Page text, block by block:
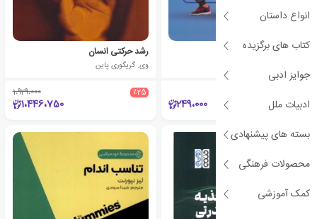
انواع داستان
کتاب های برگزیده
جوایز ادبی
ادبیات ملل
بسته های پیشنهادی
محصولات فرهنگی
کمک آموزشی
تمرینات ورزشی سالمندان
249،000
رشد حرکتی انسان
وی. گریگوری پاین
٪25 1،929،000
1،446،750
پ
ه